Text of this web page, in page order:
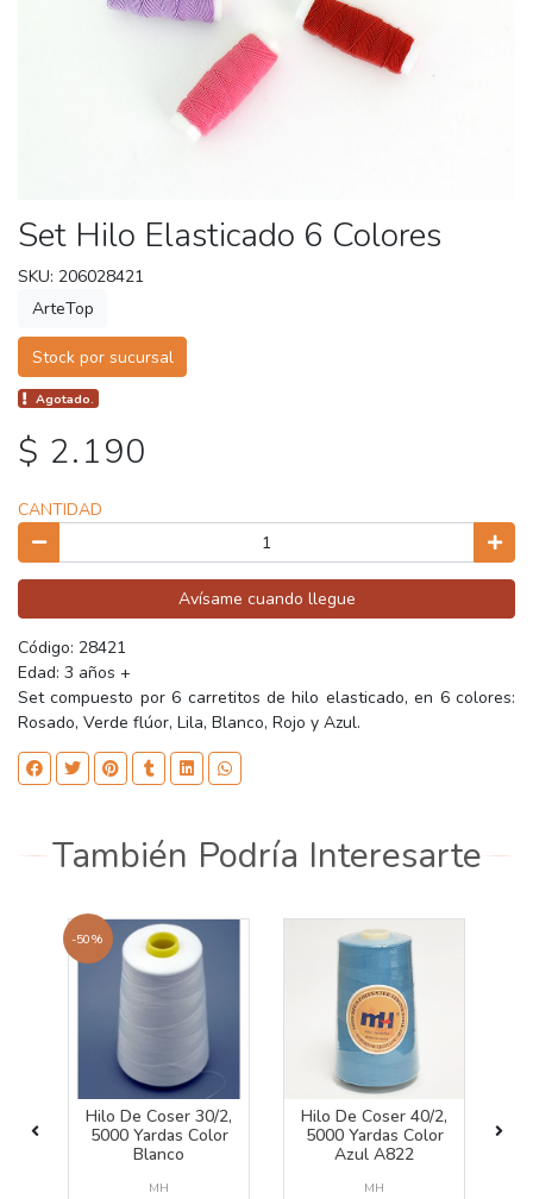
Set Hilo Elasticado 6 Colores
SKU: 206028421
ArteTop
Stock por sucursal
Agotado.
$ 2.190
CANTIDAD
Avísame cuando llegue
Código: 28421
Edad: 3 años +
Set compuesto por 6 carretitos de hilo elasticado, en 6 colores:
Rosado, Verde flúor, Lila, Blanco, Rojo y Azul.
También Podría Interesarte
-50%
Hilo De Coser 30/2,
5000 Yardas Color
Blanco
MH
Hilo De Coser 40/2,
5000 Yardas Color
Azul A822
MH